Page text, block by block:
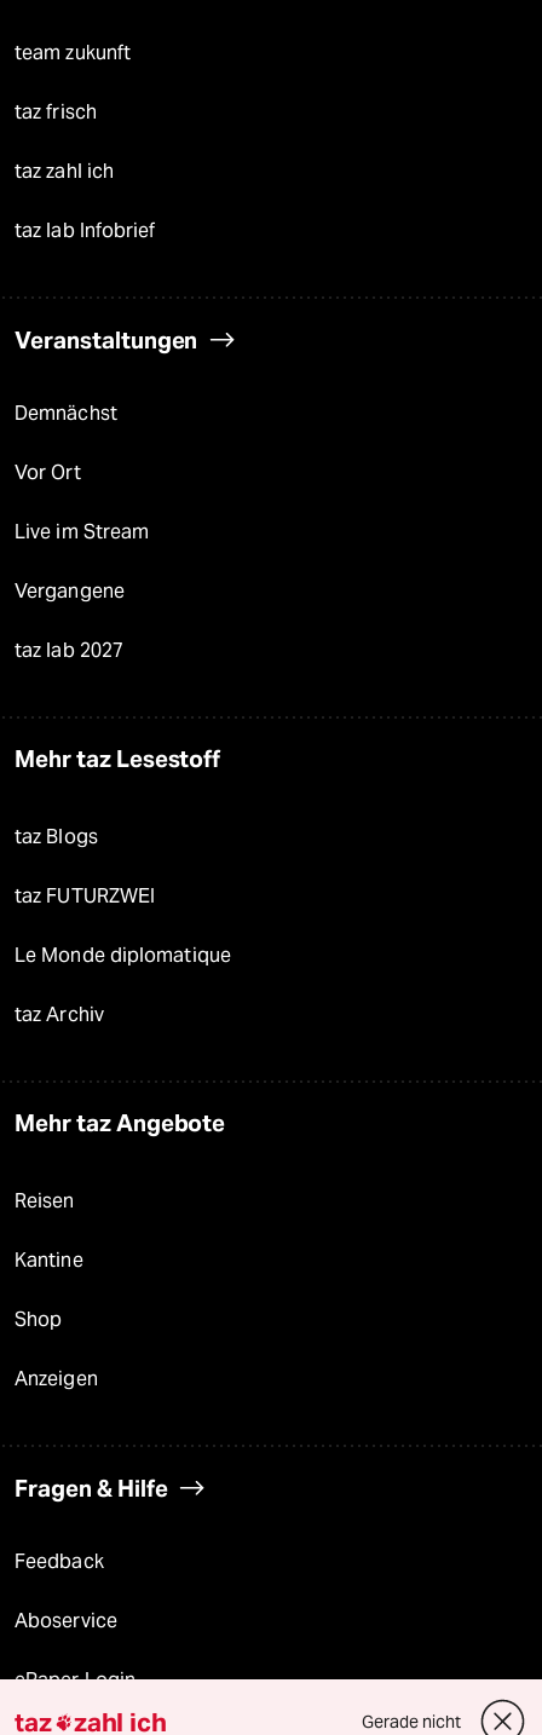
team zukunft
taz frisch
taz zahl ich
taz lab Infobrief
Veranstaltungen
Demnächst
Vor Ort
Live im Stream
Vergangene
taz lab 2027
Mehr taz Lesestoff
taz Blogs
taz FUTURZWEI
Le Monde diplomatique
taz Archiv
Mehr taz Angebote
Reisen
Kantine
Shop
Anzeigen
Fragen & Hilfe
Feedback
Aboservice
ePaper Login
taz zahl ich Gerade nicht